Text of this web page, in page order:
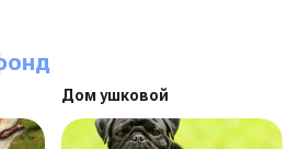
Дом ушковой